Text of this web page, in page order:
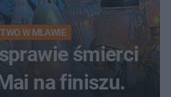
W MŁAWIE
śmierci
na finiszu.